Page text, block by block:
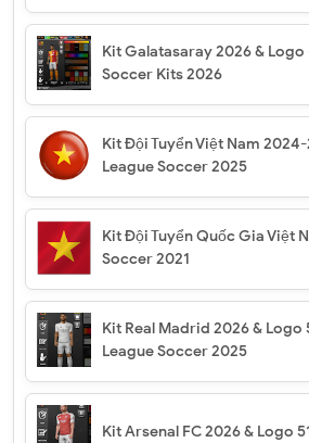
Kit Galatasaray 2026 &
Soccer Kits 2026
Kit Đội Tuyển Việt Nam
League Soccer 2025
Kit Đội Tuyển Quốc Gia Việt
Soccer 2021
Kit Real Madrid 2026 & Logo
League Soccer 2025
Kit Arsenal FC 2026 & Logo